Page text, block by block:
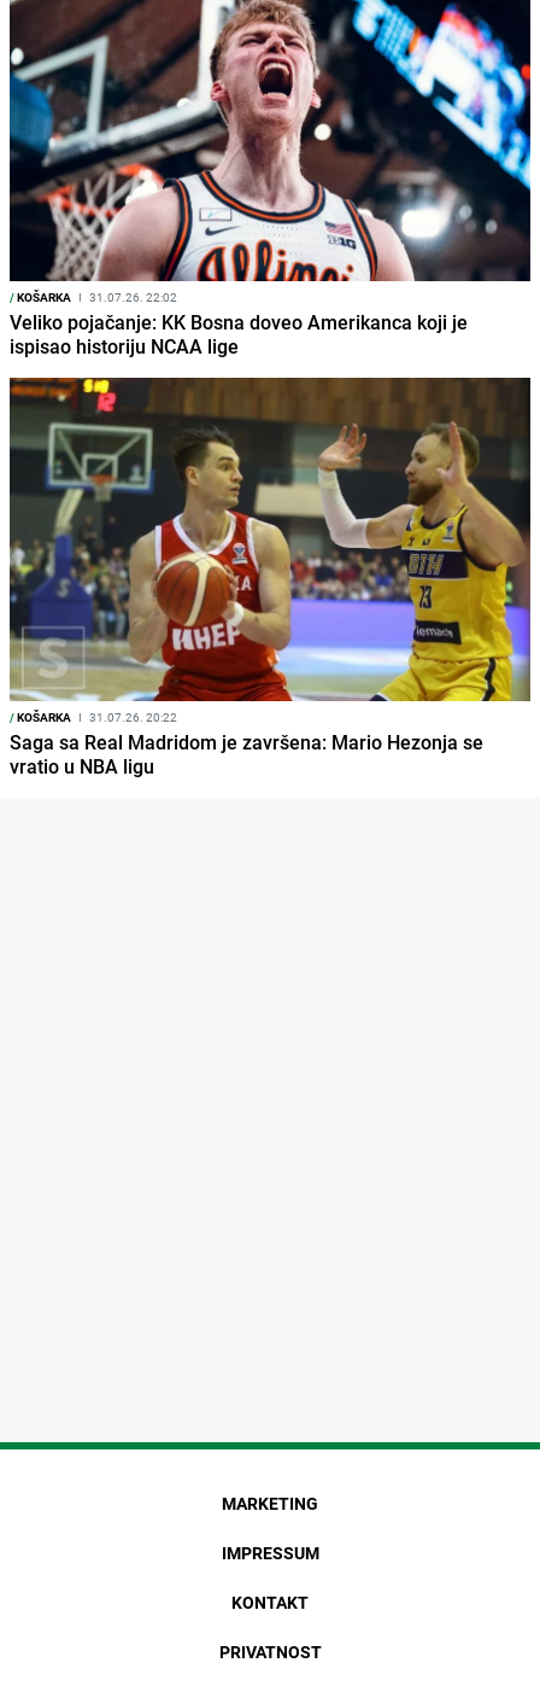
/KOŠARKA I 31.07.26. 22:02
Veliko pojačanje: KK Bosna doveo Amerikanca koji je
ispisao historiju NCAA lige
/KOŠARKA I 31.07.26. 20:22
Saga sa Real Madridom je završena: Mario Hezonja se
vratio u NBA ligu
MARKETING
IMPRESSUM
KONTAKT
PRIVATNOST